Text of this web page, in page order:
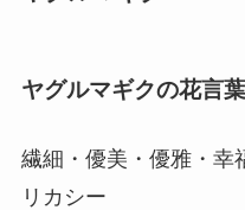
ヤグルマギクの花言葉
繊細・優美・優雅・幸
リカシー